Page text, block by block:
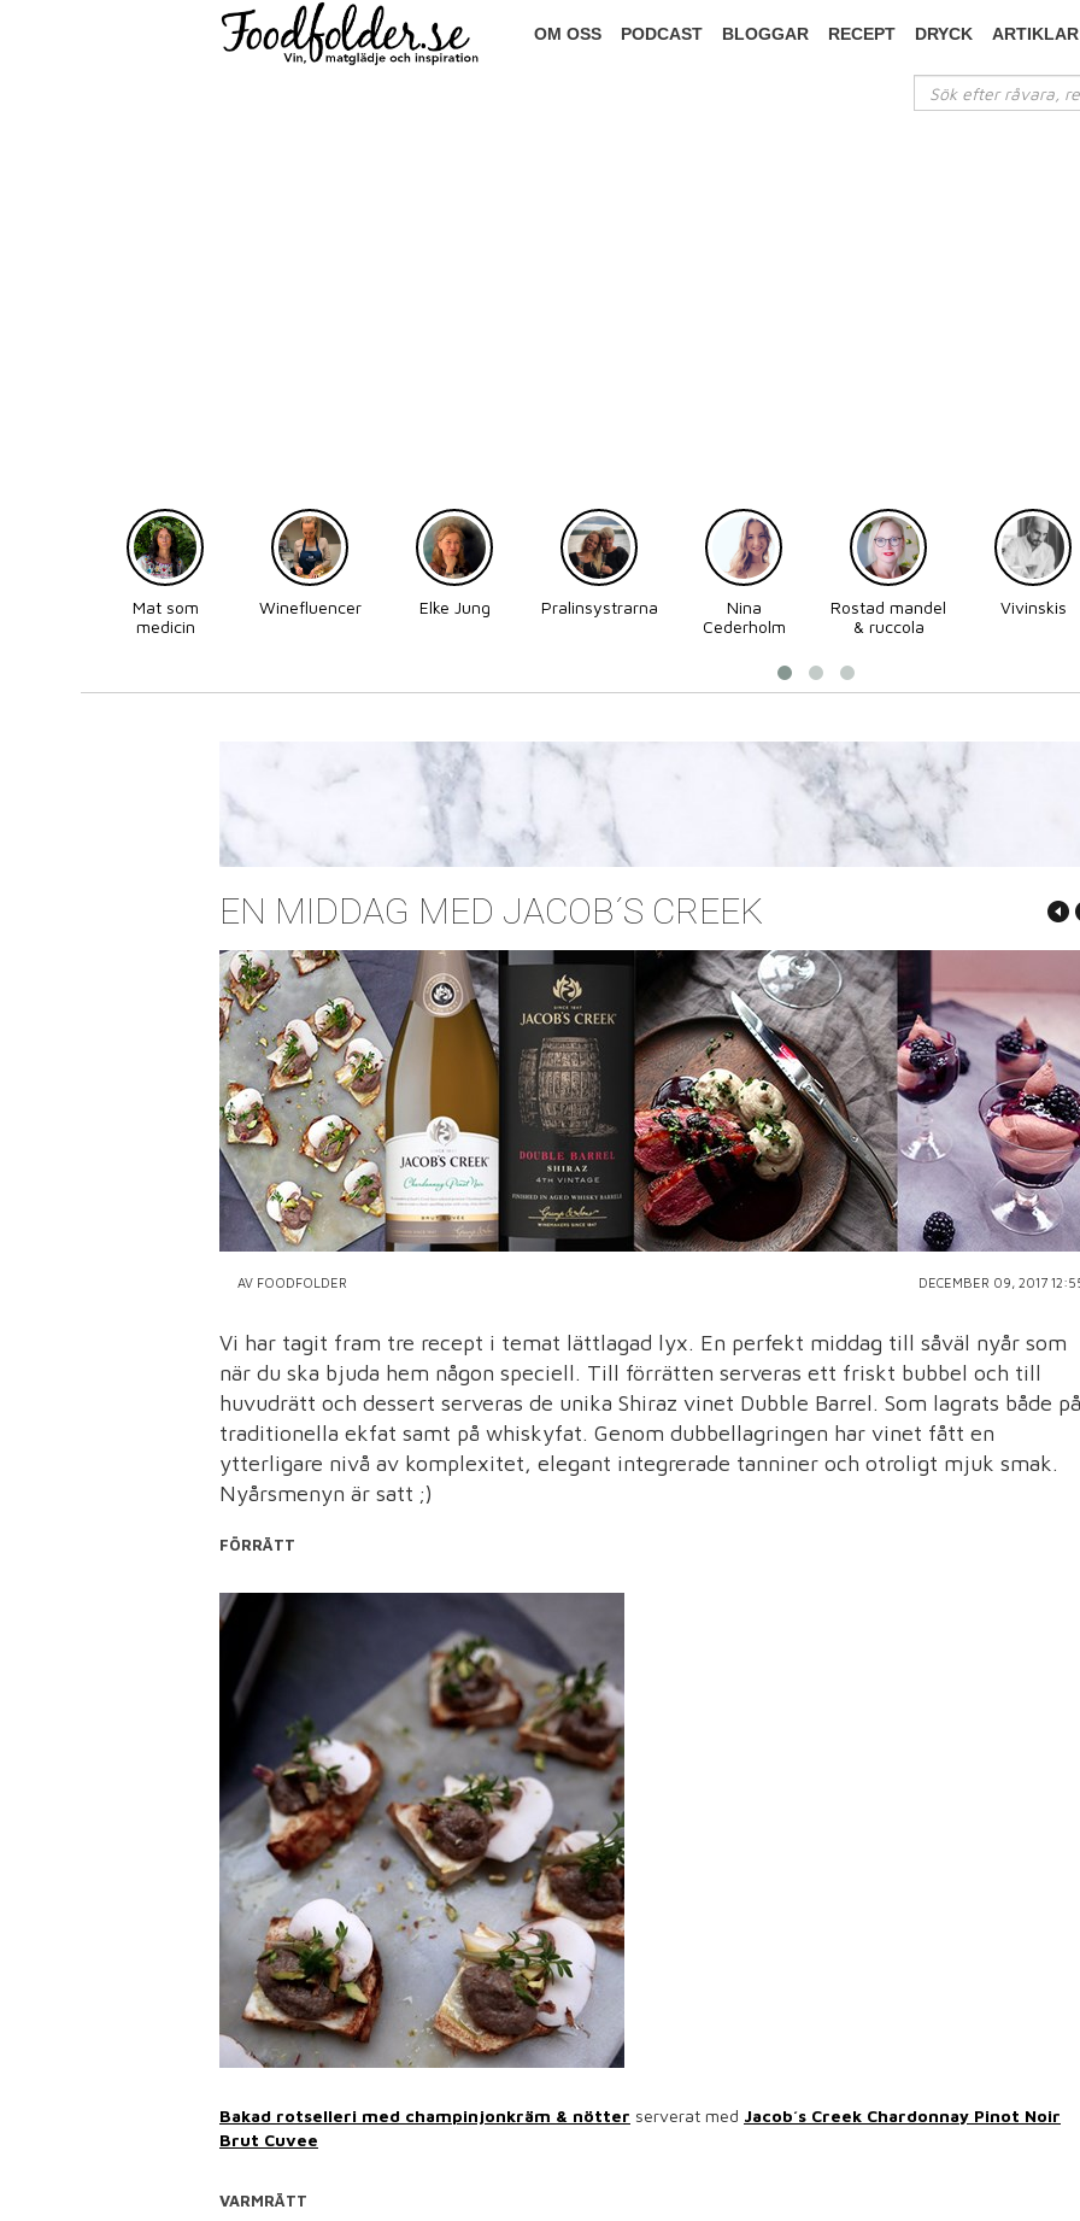
OM OSS PODCAST BLOGGAR RECEPT DRYCK ARTIKLAR
Mat som
medicin
Winefluencer Elke Jung Pralinsystrarna
Nina
Cederholm
Rostad mandel
& ruccola
Vivinskis
EN MIDDAG MED JACOB´S CREEK
AV FOODFOLDER DECEMBER 09, 2017
Vi har tagit fram tre recept i temat lättlagad lyx. En perfekt middag till såväl nyår som
när du ska bjuda hem någon speciell. Till förrätten serveras ett friskt bubbel och till
huvudrätt och dessert serveras de unika Shiraz vinet Dubble Barrel. Som lagrats både på
traditionella ekfat samt på whiskyfat. Genom dubbellagringen har vinet fått en
ytterligare nivå av komplexitet, elegant integrerade tanniner och otroligt mjuk smak.
Nyårsmenyn är satt ;)
FÖRRÄTT
Bakad rotselleri med champinjonkräm & nötter serverat med Jacob´s Creek Chardonnay Pinot Noir
Brut Cuvee
VARMRÄTT